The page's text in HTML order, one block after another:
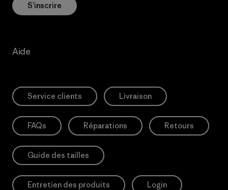
S’inscrire
Aide
Service clients Livraison
FAQs Réparations Retours
Guide des tailles
Entretien des produits Login